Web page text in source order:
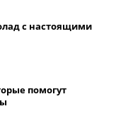
с настоящими
помогут